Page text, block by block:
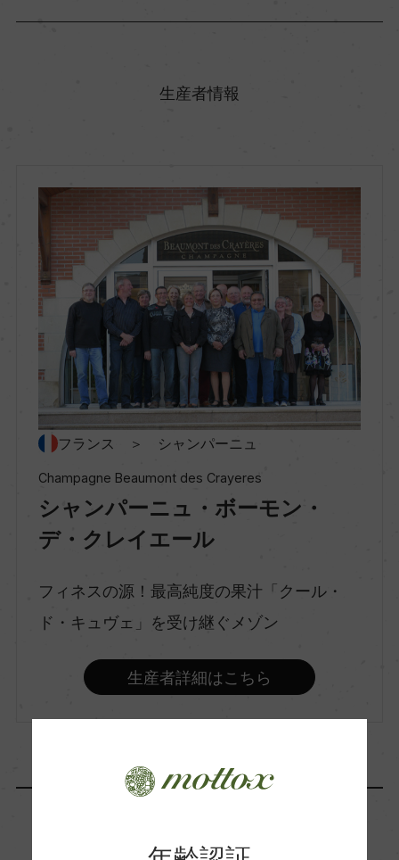
種類
スパークリングワイン
味わい
辛口
品種（原材料）
ムニエ 60%/シャルドネ 25%/ピノ・ノワール 1
生産者情報
フランス ＞ シャンパーニュ
Champagne Beaumont des Crayeres
シャンパーニュ・ボーモン・
デ・クレイエール
フィネスの源！最高純度の果汁「クール・
ド・キュヴェ」を受け継ぐメゾン
生産者詳細はこちら